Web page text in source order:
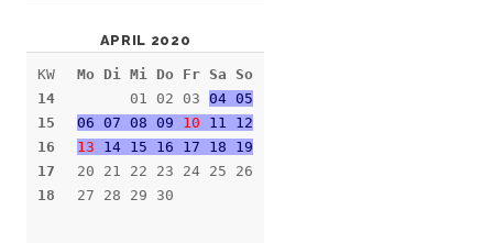
APRIL 2020
KW
14
15
16
17
18
Mo Di Mi Do Fr Sa So
01 02 03 04 05
06 07 08 09 10 11 12
13 14 15 16 17 18 19
20 21 22 23 24 25 26
27 28 29 30